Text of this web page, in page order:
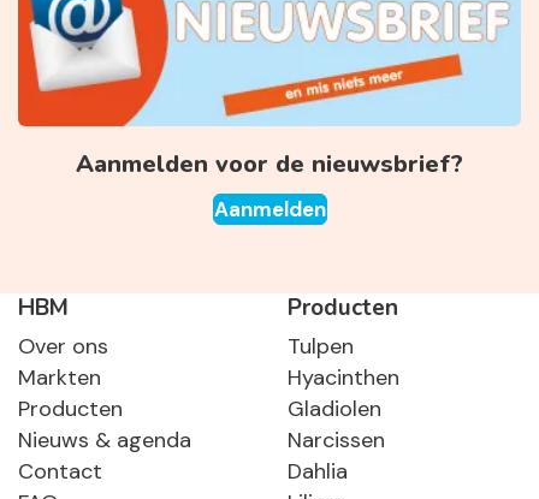
Aanmelden voor de nieuwsbrief?
Aanmelden
HBM
Over ons
Markten
Producten
Nieuws & agenda
Contact
Producten
Tulpen
Hyacinthen
Gladiolen
Narcissen
Dahlia